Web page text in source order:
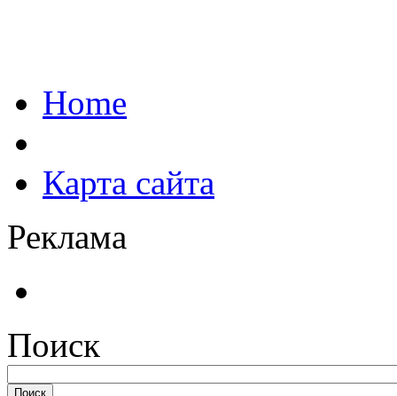
Home
Карта сайта
Реклама
Поиск